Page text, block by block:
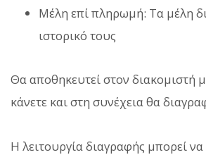
Μέλη επί πληρωμή: Τα μέλη
ιστορικό τους
Θα αποθηκευτεί στον διακομιστή
κάνετε και στη συνέχεια θα
Η λειτουργία διαγραφής μπορεί